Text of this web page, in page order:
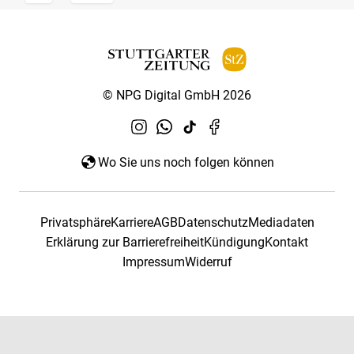
© NPG Digital GmbH 2026
Wo Sie uns noch folgen können
PrivatsphäreKarriereAGBDatenschutzMediadaten
Erklärung zur BarrierefreiheitKündigungKontakt
ImpressumWiderruf